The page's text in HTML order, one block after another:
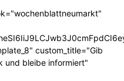
custom_title="Gib
und bleibe informiert"